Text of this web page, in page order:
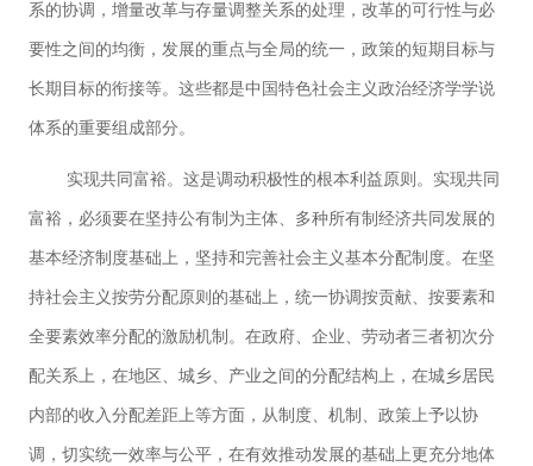
系的协调，增量改革与存量调整关系的处理，改革的可行性与必
要性之间的均衡，发展的重点与全局的统一，政策的短期目标与
长期目标的衔接等。这些都是中国特色社会主义政治经济学学说
体系的重要组成部分。
实现共同富裕。这是调动积极性的根本利益原则。实现共同
富裕，必须要在坚持公有制为主体、多种所有制经济共同发展的
基本经济制度基础上，坚持和完善社会主义基本分配制度。在坚
持社会主义按劳分配原则的基础上，统一协调按贡献、按要素和
全要素效率分配的激励机制。在政府、企业、劳动者三者初次分
配关系上，在地区、城乡、产业之间的分配结构上，在城乡居民
内部的收入分配差距上等方面，从制度、机制、政策上予以协
调，切实统一效率与公平，在有效推动发展的基础上更充分地体